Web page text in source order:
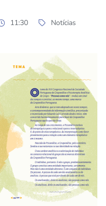
11:30 Notícias